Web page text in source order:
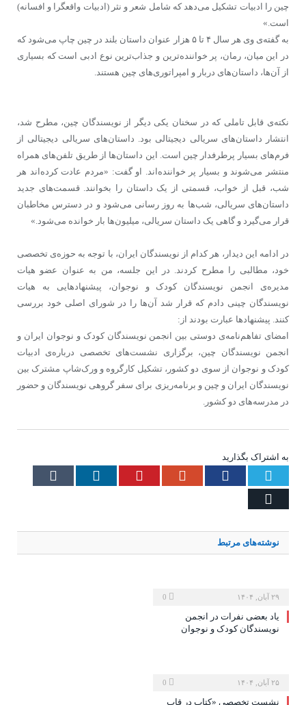
چین را ادبیات تشکیل می‌دهد که شامل شعر و نثر (ادبیات واقعگرا و افسانه)
است.»
به گفته‌ی وی هر سال ۴ تا ۵ هزار عنوان داستان بلند در چین چاپ می‌شود که
در این میان، رمان، پر خواننده‌ترین و جذاب‌ترین نوع ادبی است که بسیاری
از آن‌ها، داستان‌های دربار و امپراتوری‌های چین هستند.
نکته‌ی قابل تاملی که در سخنان یکی دیگر از نویسندگان چین، مطرح شد،
انتشار داستان‌های سریالی دیجیتالی بود. داستان‌های سریالی دیجیتالی از
فرم‌های بسیار پرطرفدار چین است. این داستان‌ها از طریق تلفن‌های همراه
منتشر می‌شوند و بسیار پر خواننده‌اند. او گفت: «مردم عادت کرده‌اند هر
شب، قبل از خواب، قسمتی از یک داستان را بخوانند. قسمت‌‌های جدید
داستان‌های سریالی، شب‌ها به روز رسانی می‌شود و در دسترس مخاطبان
قرار می‌گیرد و گاهی یک داستان سریالی، میلیون‌ها بار خوانده می‌شود.»
در ادامه این دیدار، هر کدام از نویسندگان ایران، با توجه به حوزه‌ی تخصصی
خود، مطالبی را مطرح کردند. در این جلسه، من به عنوان عضو هیات
مدیره‌ی انجمن نویسندگان کودک و نوجوان، پیشنهادهایی به هیات
نویسندگان چینی دادم که قرار شد آن‌ها را در شورای اصلی خود بررسی
کنند. پیشنهادها عبارت بودند از:
امضای تفاهم‌نامه‌ی دوستی بین انجمن نویسندگان کودک و نوجوان ایران و
انجمن نویسندگان چین، برگزاری نشست‌های تخصصی درباره‌ی ادبیات
کودک و نوجوان از سوی دو کشور، تشکیل کارگروه و ورک‌شاپ مشترک بین
نویسندگان ایران و چین و برنامه‌ریزی برای سفر گروهی نویسندگان و حضور
در مدرسه‌های دو کشور.
به اشتراک بگذارید
Twitter
Facebook
Google+
Pinterest
LinkedIn
نوشته‌های مرتبط
۲۹ آبان, ۱۴۰۴
یاد بعضی نفرات در انجمن
نویسندگان کودک و نوجوان
۲۵ آبان, ۱۴۰۴
نشست تخصصی «کتاب در قاب